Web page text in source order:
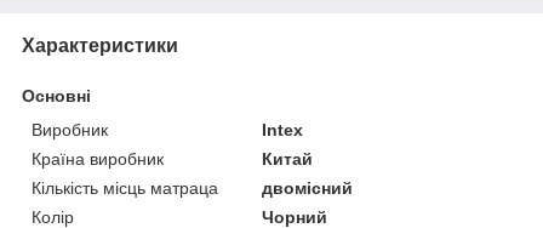
Характеристики
Основні
Виробник
Intex
Країна виробник
Китай
Кількість місць матраца
двомісний
Колір
Чорний